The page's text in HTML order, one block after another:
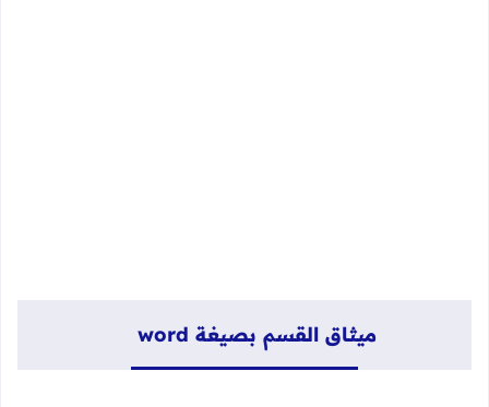
ميثاق القسم بصيغة word